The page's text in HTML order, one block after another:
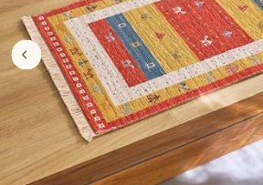
寝具・ベッド
カーテン・ラグ・ファブリック
美容・健康・サプリメント
制服・スクールすべて
制服・学生服
ジュニア・ティーンズ下着
大きいサイズ
大きいサイズ通販すべて
大きいサイズ レディース服
バーゲン
バーゲンセール
詳細検索
カーテン・ラグ・ファブリック
制服・学生服
ジュニア・ティーンズ下着
大きいサイズ通販すべて
大きいサイズ レディース服
大きいサイズ レディース下着
大きいサイズ メンズ
バーゲン
バーゲンセール
シークレットセール
詳細検索
商品カテゴリ一覧
カタログ